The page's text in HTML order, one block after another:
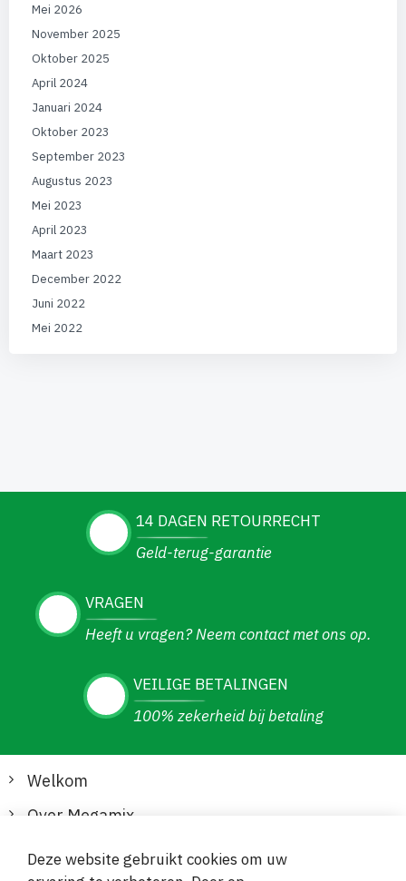
Mei 2026
November 2025
Oktober 2025
April 2024
Januari 2024
Oktober 2023
September 2023
Augustus 2023
Mei 2023
April 2023
Maart 2023
December 2022
Juni 2022
Mei 2022
14 DAGEN RETOURRECHT
Geld-terug-garantie
VRAGEN
Heeft u vragen? Neem contact met ons op.
VEILIGE BETALINGEN
100% zekerheid bij betaling
Welkom
Over Megamix
Informatie
Deze website gebruikt cookies om uw